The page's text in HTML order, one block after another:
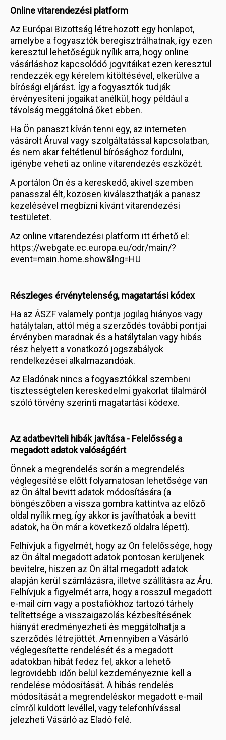
Online vitarendezési platform
Az Európai Bizottság létrehozott egy honlapot,
amelybe a fogyasztók beregisztrálhatnak, így ezen
keresztül lehetőségük nyílik arra, hogy online
vásárláshoz kapcsolódó jogvitáikat ezen keresztül
rendezzék egy kérelem kitöltésével, elkerülve a
bírósági eljárást. Így a fogyasztók tudják
érvényesíteni jogaikat anélkül, hogy például a
távolság meggátolná őket ebben.
Ha Ön panaszt kíván tenni egy, az interneten
vásárolt Áruval vagy szolgáltatással kapcsolatban,
és nem akar feltétlenül bírósághoz fordulni,
igénybe veheti az online vitarendezés eszközét.
A portálon Ön és a kereskedő, akivel szemben
panasszal élt, közösen kiválaszthatják a panasz
kezelésével megbízni kívánt vitarendezési
testületet.
Az online vitarendezési platform itt érhető el:
https://webgate.ec.europa.eu/odr/main/?
event=main.home.show&lng=HU
Részleges érvénytelenség, magatartási kódex
Ha az ÁSZF valamely pontja jogilag hiányos vagy
hatálytalan, attól még a szerződés további pontjai
érvényben maradnak és a hatálytalan vagy hibás
rész helyett a vonatkozó jogszabályok
rendelkezései alkalmazandóak.
Az Eladónak nincs a fogyasztókkal szembeni
tisztességtelen kereskedelmi gyakorlat tilalmáról
szóló törvény szerinti magatartási kódexe.
Az adatbeviteli hibák javítása - Felelősség a
megadott adatok valóságáért
Önnek a megrendelés során a megrendelés
véglegesítése előtt folyamatosan lehetősége van
az Ön által bevitt adatok módosítására (a
böngészőben a vissza gombra kattintva az előző
oldal nyílik meg, így akkor is javíthatóak a bevitt
adatok, ha Ön már a következő oldalra lépett).
Felhívjuk a figyelmét, hogy az Ön felelőssége, hogy
az Ön által megadott adatok pontosan kerüljenek
bevitelre, hiszen az Ön által megadott adatok
alapján kerül számlázásra, illetve szállításra az Áru.
Felhívjuk a figyelmét arra, hogy a rosszul megadott
e-mail cím vagy a postafiókhoz tartozó tárhely
telítettsége a visszaigazolás kézbesítésének
hiányát eredményezheti és meggátolhatja a
szerződés létrejöttét. Amennyiben a Vásárló
véglegesítette rendelését és a megadott
adatokban hibát fedez fel, akkor a lehető
legrövidebb időn belül kezdeményeznie kell a
rendelése módosítását. A hibás rendelés
módosítását a megrendeléskor megadott e-mail
címről küldött levéllel, vagy telefonhívással
jelezheti Vásárló az Eladó felé.